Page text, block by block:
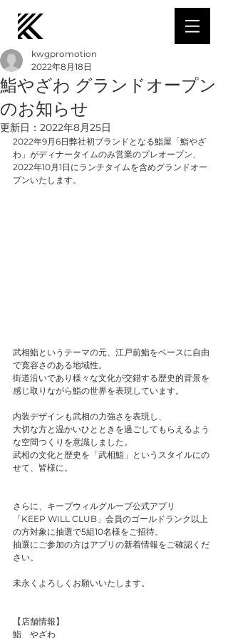
鮨やざわ グランドオープン
のお知らせ
kwgpromotion
2022年8月18日
更新日： 2022年8月25日
2022年9月6日弊社初ブランドとなる鮨屋「鮨やざ
わ」がディナータイムのみ営業のプレオープン、
2022年10月1日にランチタイムを含めグランドオー
プンいたします。
武相鮨というテーマの元、江戸前鮨をベースに自由
で寛容さのある地域性。
街道沿いであり様々な文化が交錯する歴史的背景を
感じ取りながら鮨の世界を表現しています。
内装デザインも武相の力強さを表現し、
大切な方と温かいひとときを過ごしてもらえるよう
な空間つくりを意識しました。
武相の文化と歴史を「武相鮨」というスタイルにの
せて、皆様に。
さらに、キープウィルグループ公式アプリ
「KEEP WILL CLUB」会員のゴールドランク以上
の方対象に抽選で5組10名様をご招待。
抽選にご参加の方はアプリの新着情報をご確認くだ
さい。
未永くよろしくお願いいたします。
【店舗情報】
鮨　やざわ